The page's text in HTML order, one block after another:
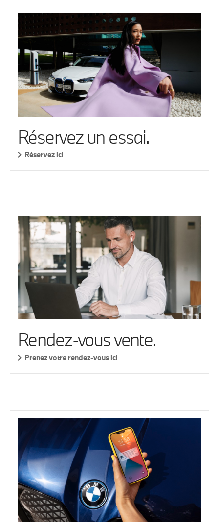
Réservez un essai.
Réservez ici
Rendez-vous vente.
Prenez votre rendez-vous ici